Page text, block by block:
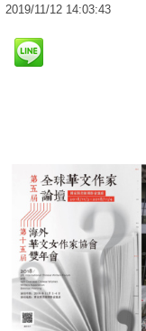
2019/11/12 14:03:43